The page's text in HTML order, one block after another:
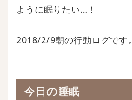
ように眠りたい…！
2018/2/9朝の行動ログです。
今日の睡眠